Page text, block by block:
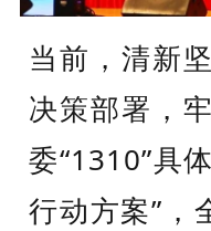
当前，清新
决策部署，
委“1310”具
行动方案”，